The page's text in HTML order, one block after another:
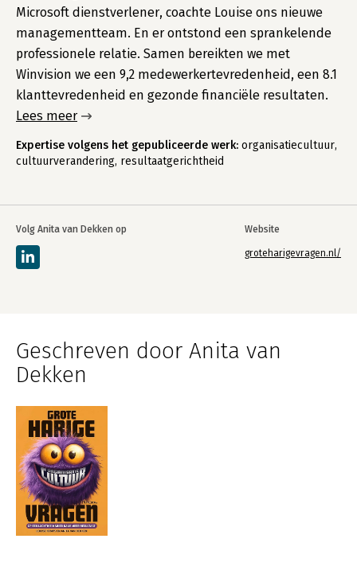
Volg Anita van Dekken op Website
groteharigevragen.nl/
Microsoft dienstverlener, coachte Louise ons nieuwe
managementteam. En er ontstond een sprankelende
professionele relatie. Samen bereikten we met
Winvision we een 9,2 medewerkertevredenheid, een 8.1
klanttevredenheid en gezonde financiële resultaten.
Lees meer
Expertise volgens het gepubliceerde werk: organisatiecultuur,
cultuurverandering, resultaatgerichtheid
Geschreven door Anita van
Dekken